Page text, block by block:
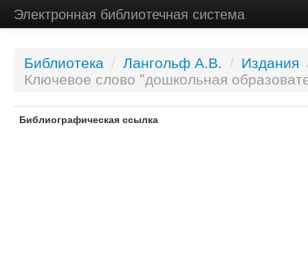
Электронная библиотечная система
Библиотека / Лангольф А.В. / Издания
Ключевое слово "дошкольная
Библиографическая ссылка